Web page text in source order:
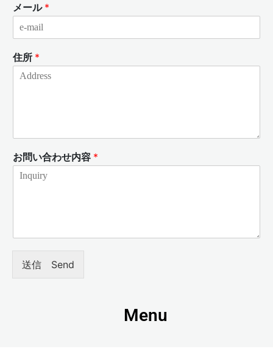
メール *
住所 *
お問い合わせ内容 *
送信 Send
Menu